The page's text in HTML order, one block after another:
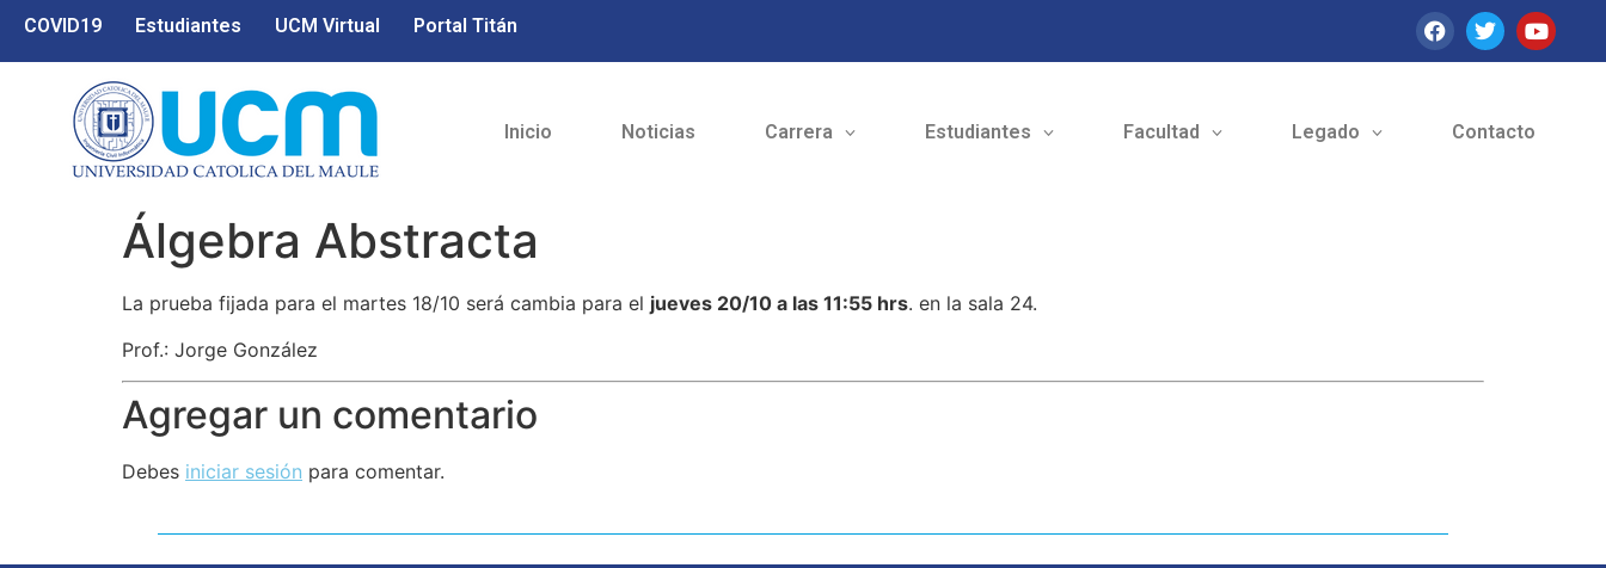
COVID19 Estudiantes UCM Virtual Portal Titán
Inicio Noticias Carrera Estudiantes Facultad Legado Contacto
Álgebra Abstracta
La prueba fijada para el martes 18/10 será cambia para el jueves 20/10 a las 11:55 hrs. en la sala 24.
Prof.: Jorge González
Agregar un comentario
Debes iniciar sesión para comentar.